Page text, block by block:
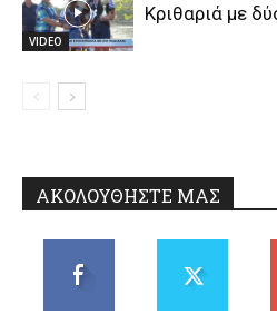
VIDEO
Κριθαριά με
ΑΚΟΛΟΥΘΗΣΤΕ ΜΑΣ